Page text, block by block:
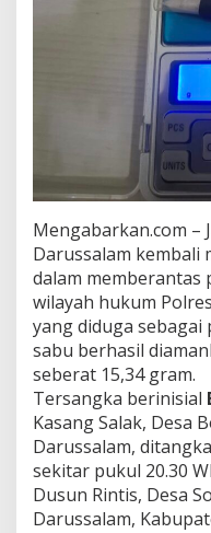
Mengabarkan.com –
Darussalam kembali
dalam memberantas
wilayah hukum
yang diduga
sabu berhasil
seberat 15,34 gram.
Tersangka berinisial
Kasang Salak, Desa
Darussalam,
sekitar pukul 20.30
Dusun Rintis, Desa
Darussalam,